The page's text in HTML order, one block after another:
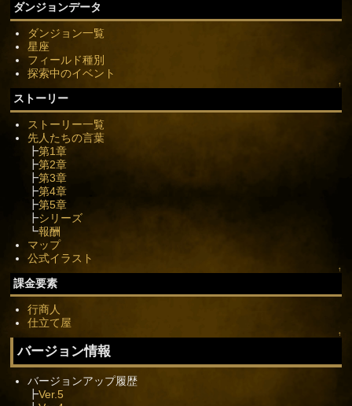
ダンジョンデータ
ダンジョン一覧
星座
フィールド種別
探索中のイベント
↑
ストーリー
ストーリー一覧
先人たちの言葉
┣第1章
┣第2章
┣第3章
┣第4章
┣第5章
┣シリーズ
┗報酬
マップ
公式イラスト
↑
課金要素
行商人
仕立て屋
↑
バージョン情報
バージョンアップ履歴
┣Ver.5